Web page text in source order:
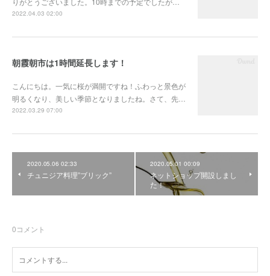
2022.04.03 02:00
朝霞朝市は1時間延長します！
こんにちは。一気に桜が満開ですね！ふわっと景色が
明るくなり、美しい季節となりましたね。さて、先…
2022.03.29 07:00
2020.05.06 02:33
チュニジア料理”ブリック”
2020.05.01 00:09
ネットショップ開設しまし
た！
0コメント